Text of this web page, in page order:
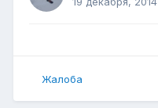
Жалоба